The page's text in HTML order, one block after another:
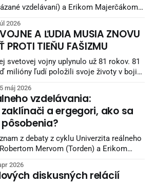
vzdelávaní) a Erikom Majerčákom
zo staršieho obdobia a pokračuje
pohľadmi Jana Buzeka - čo sa snažiť
v Reštaurácii
2026
A ĽUDIA MUSIA ZNOVU
PROTI TIEŇU FAŠIZMU
svetovej vojny uplynulo už 81 rokov. 81
milióny ľudí položili svoje životy v boji
v horách, partizáni umierali za
vypaľované a celé rodiny ničila vojna.
krvou
máj 2026
vzdelávania:
a ergegori, ako sa
z debaty z cyklu Univerzita reálneho
Mervom (Torden) a Erikom
si viete
Naši sledovatelia
2026
diskusných relácií